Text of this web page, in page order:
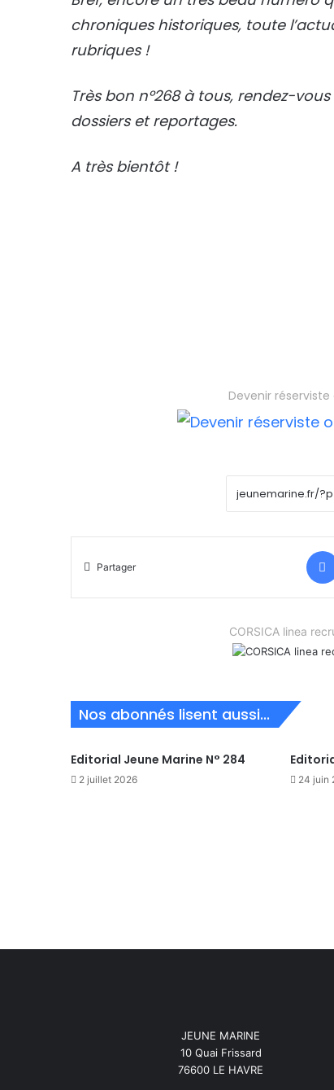
chroniques historiques, toute
rubriques !
Très bon n°268 à tous, rendez-
dossiers et reportages.
A très bientôt !
Devenir
Partager
CORSICA linea
Nos abonnés lisent aussi...
Editorial Jeune Marine N° 284
2 juillet 2026 24 juin
JEUNE MARINE
10 Quai Frissard
76600 LE HAVRE